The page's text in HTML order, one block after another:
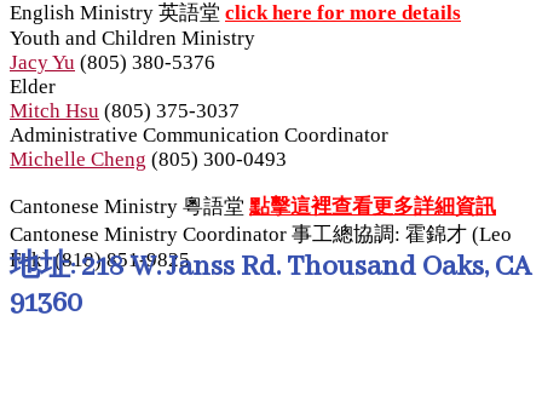
English Ministry 英語堂 click here for more details
Youth and Children Ministry
Jacy Yu (805) 380-5376
Elder
Mitch Hsu (805) 375-3037
Administrative Communication Coordinator
Michelle Cheng (805) 300-0493
Cantonese Ministry 粵語堂 點擊這裡查看更多詳細資訊
Cantonese Ministry Coordinator 事工總協調: 霍錦才 (Leo
Fok) (818) 851-9825
地址: 218 W. Janss Rd. Thousand Oaks, CA
91360